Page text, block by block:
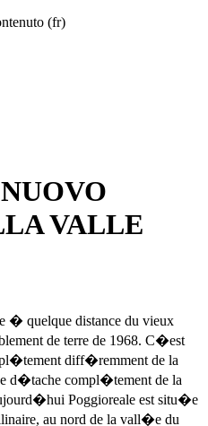
(fr)
VALLE
� quelque distance du vieux
de terre de 1968. C�est
diff�remment de la
d�tache compl�tement de la
Poggioreale est situ�e
au nord de la vall�e du